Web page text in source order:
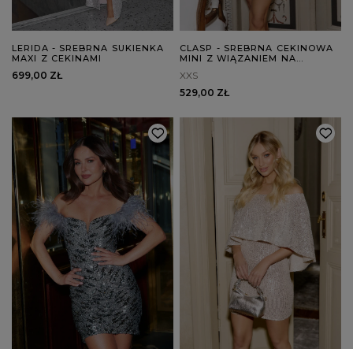
LERIDA - SREBRNA SUKIENKA
MAXI Z CEKINAMI
699,00 ZŁ
CLASP - SREBRNA CEKINOWA
MINI Z WIĄZANIEM NA
XXS
529,00 ZŁ